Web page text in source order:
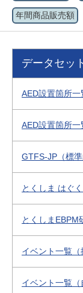
年間商品販売額
データセッ
AED設置箇所一
AED設置箇所一
GTFS-JP（標
とくしま はぐ
とくしまEBPM
イベント一覧（
イベント一覧（